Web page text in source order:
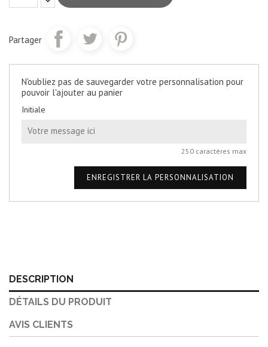
Partager
N'oubliez pas de sauvegarder votre personnalisation pour
pouvoir l'ajouter au panier
Initiale
250 caractères max
ENREGISTRER LA PERSONNALISATION
DESCRIPTION
DÉTAILS DU PRODUIT
AVIS CLIENTS